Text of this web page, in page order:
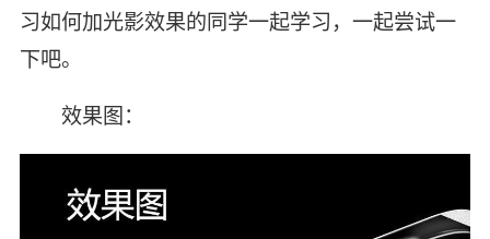
习如何加光影效果的同学一起学习，一起尝试一
下吧。
效果图：